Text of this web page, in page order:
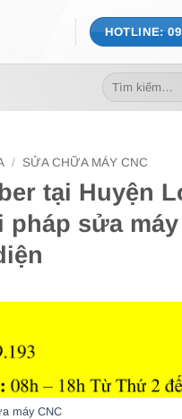
HOTLINE:
Tìm
kiếm:
/ SỬA CHỮA MÁY CNC
tại Huyện
pháp sửa máy
máy CNC